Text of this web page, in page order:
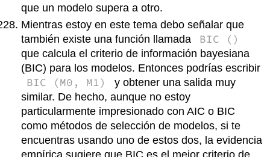
que un modelo supera a otro.
Mientras estoy en este tema debo señalar que
también existe una función llamada
BIC ()
que calcula el criterio de información bayesiana
(BIC) para los modelos. Entonces podrías escribir
BIC (M0, M1)
y obtener una salida muy
similar. De hecho, aunque no estoy
particularmente impresionado con AIC o BIC
como métodos de selección de modelos, si te
encuentras usando uno de estos dos, la evidencia